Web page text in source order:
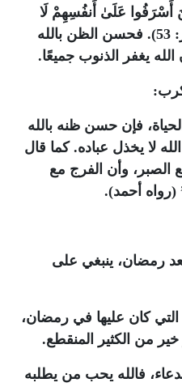
أَسْرَفُوا عَلَىٰ أَنفُسِهِمْ لَا
تَقْنَطُوا مِن رَّحْمَةِ اللَّهِ} (الزمر: 53). فحسن الظن بالله
الله يغفر الذنوب جميعًا.
فإن حسن ظنه بالله
لا يخذل عباده. كما قال
الصبر، وأن الفرج مع
(رواه أحمد).
رمضان، ينبغي على
كان عليها في رمضان،
خير من الكثير المنقطع.
فالله يحب من يطلبه